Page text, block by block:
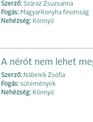
Szerző: Száraz Zsuzsanna
Fogás: MagyarKonyha finomság
Nehézség: Könnyű
A nérót nem lehet
Szerző: Nábelek Zsófia
Fogás: sütemények
Nehézség: Könnyű